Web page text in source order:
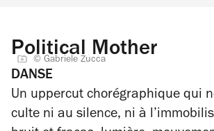
Political Mother
© Gabriele Zucca
DANSE
Un uppercut chorégraphique qui
culte ni au silence, ni à